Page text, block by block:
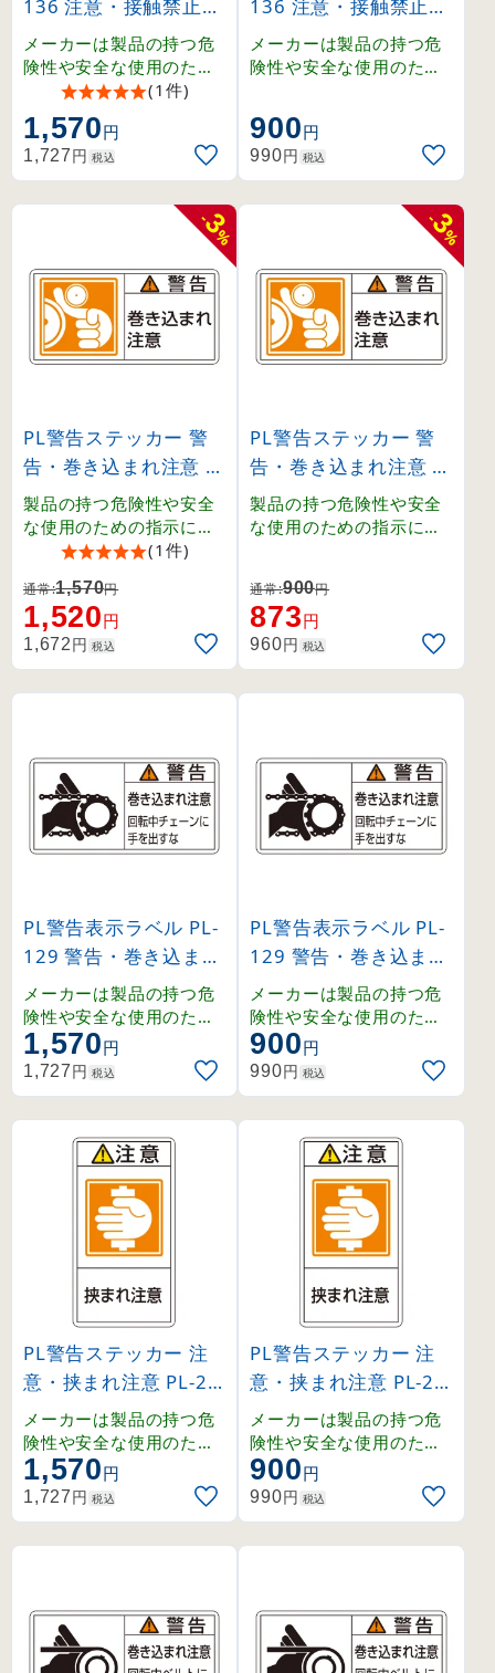
136 注意・接触禁止・
運転中は可動部に手を
出すな 大 (201136)
メーカーは製品の持つ危
険性や安全な使用のため
の指示に関わる正しい警
告を、ユーザーに提供す
る義務があり、その内容
はユーザーの立場に立っ
て検討しなくてはなりま
せん。
(1件)
1,570円
1,727円 税込
136 注意・接触禁止・
運転中は可動部に手を
出すな 小 (203136)
メーカーは製品の持つ危
険性や安全な使用のため
告を、ユーザーに提供す
る義務があり、その内容
はユーザーの立場に立っ
て検討しなくてはなりま
せん。
900円
990円 税込
-
3
%
PL警告ステッカー 警
告・巻き込まれ注意 P
L-123 大 (201123)
製品の持つ危険性や安全
な使用のための指示に関
わるPL警告表示ラベルで
表示、警告文で構成され
、ユーザーに正しい警告
を提供します。
(1件)
通常:1,570円
1,520円
1,672円 税込
-
3
%
PL警告ステッカー 警
告・巻き込まれ注意 P
L-123 小 (203123)
製品の持つ危険性や安全
な使用のための指示に関
表示、警告文で構成され
、ユーザーに正しい警告
を提供します。
通常:900円
873円
960円 税込
PL警告表示ラベル PL-
129 警告・巻き込まれ
注意・回転中チェーン
に手を出すな 大 (2011
29)
メーカーは製品の持つ危
険性や安全な使用のため
の指示に関わる正しい警
告を、ユーザーに提供す
る義務があり、その内容
て検討しなくてはなりま
1,570円
1,727円 税込
PL警告表示ラベル PL-
129 警告・巻き込まれ
注意・回転中チェーン
に手を出すな 小 (2031
29)
メーカーは製品の持つ危
険性や安全な使用のため
の指示に関わる正しい警
告を、ユーザーに提供す
る義務があり、その内容
て検討しなくてはなりま
900円
990円 税込
PL警告ステッカー 注
意・挟まれ注意 PL-23
7 大 (201237)
メーカーは製品の持つ危
険性や安全な使用のため
の指示に関わる正しい警
告を、ユーザーに提供す
る義務があり、その内容
1,570円
1,727円 税込
PL警告ステッカー 注
意・挟まれ注意 PL-23
7 小 (203237)
メーカーは製品の持つ危
険性や安全な使用のため
の指示に関わる正しい警
告を、ユーザーに提供す
る義務があり、その内容
900円
990円 税込